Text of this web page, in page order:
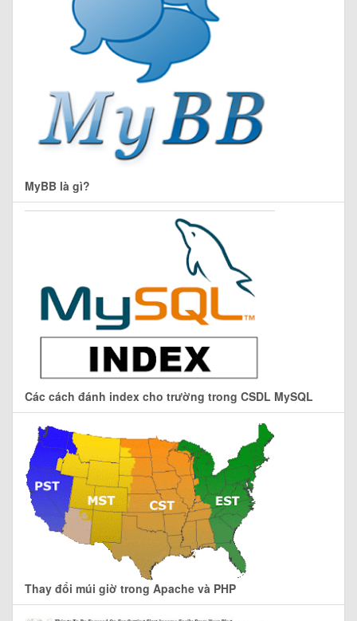
MyBB là gì?
Các cách đánh index cho trường trong CSDL MySQL
Thay đổi múi giờ trong Apache và PHP